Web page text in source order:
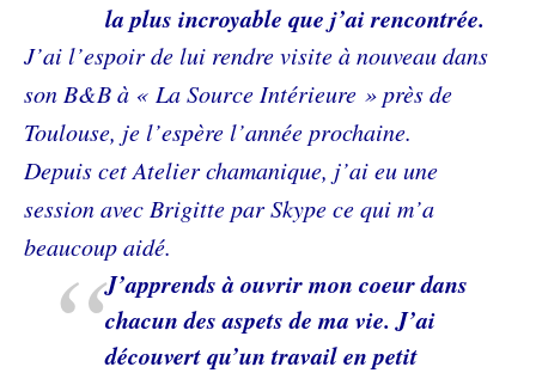
la plus incroyable que j’ai rencontrée.
J’ai l’espoir de lui rendre visite à nouveau dans
son B&B à « La Source Intérieure » près de
Toulouse, je l’espère l’année prochaine.
Depuis cet Atelier chamanique, j’ai eu une
session avec Brigitte par Skype ce qui m’a
beaucoup aidé.
J’apprends à ouvrir mon coeur dans
chacun des aspets de ma vie. J’ai
découvert qu’un travail en petit